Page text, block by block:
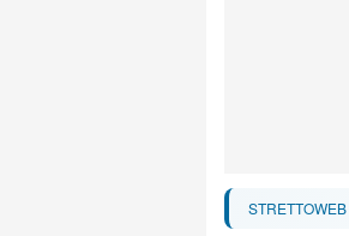
STRETTOWEB